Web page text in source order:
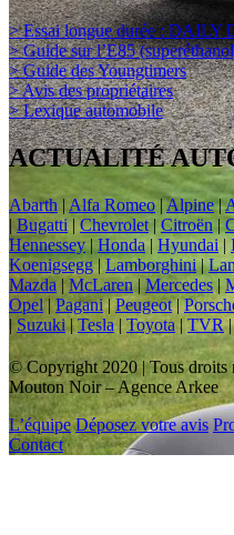
> Essai longue durée : DAILY
> Guide sur l’E85
> Guide des Youngtimers
> Avis des propriétaires
> Lexique automobile
ACTUALITÉ
Abarth | Alfa Romeo|Alpine|
| Bugatti|Chevrolet|Citroën |
Hennessey| Honda| Hyundai |
Koenigsegg|Lamborghini|
Mazda |McLaren|Mercedes |
Opel | Pagani|Peugeot|
| Suzuki|Tesla| Toyota | TVR
© Copyright 2020 | Tous droits
Mouton Noir – Agence Arkee
L’équipe Déposez votre avis
Contact